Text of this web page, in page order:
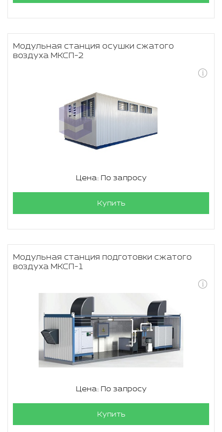
Модульная станция осушки сжатого
воздуха МКСП-2
Цена: По запросу
Купить
Модульная станция подготовки сжатого
воздуха МКСП-1
Цена: По запросу
Купить